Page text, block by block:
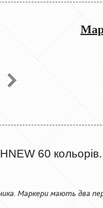
60
Маркери мають два